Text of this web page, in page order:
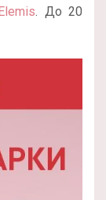
. До 20